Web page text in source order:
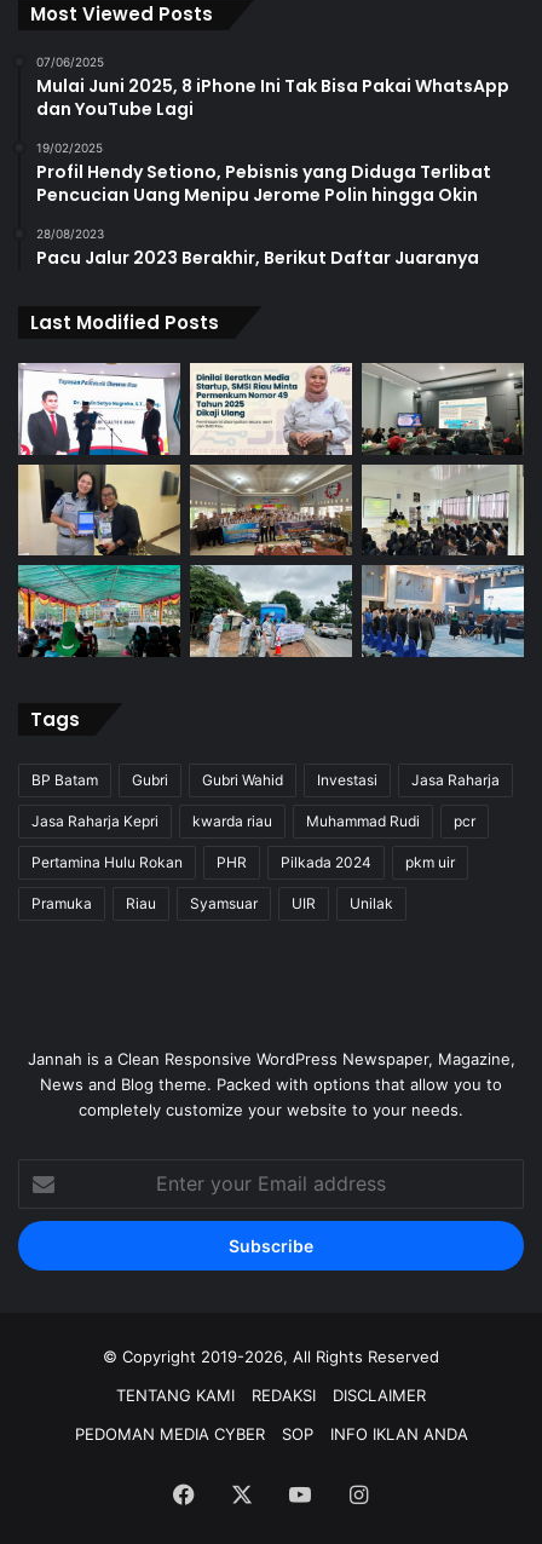
Most Viewed Posts
07/06/2025
Mulai Juni 2025, 8 iPhone Ini Tak Bisa Pakai WhatsApp
dan YouTube Lagi
19/02/2025
Profil Hendy Setiono, Pebisnis yang Diduga Terlibat
Pencucian Uang Menipu Jerome Polin hingga Okin
28/08/2023
Pacu Jalur 2023 Berakhir, Berikut Daftar Juaranya
Last Modified Posts
Tags
BP Batam Gubri Gubri Wahid Investasi Jasa Raharja
Jasa Raharja Kepri kwarda riau Muhammad Rudi pcr
Pertamina Hulu Rokan PHR Pilkada 2024 pkm uir
Pramuka Riau Syamsuar UIR Unilak
Jannah is a Clean Responsive WordPress Newspaper, Magazine,
News and Blog theme. Packed with options that allow you to
completely customize your website to your needs.
your
Email
address
© Copyright 2019-2026, All Rights Reserved
TENTANG KAMI
REDAKSI
DISCLAIMER
PEDOMAN MEDIA CYBER
SOP INFO IKLAN ANDA
Facebook YouTubeInstagram